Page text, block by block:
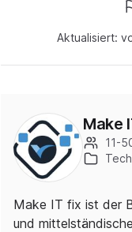
Aktualisiert:
Make
11-
Make IT fix ist der
und